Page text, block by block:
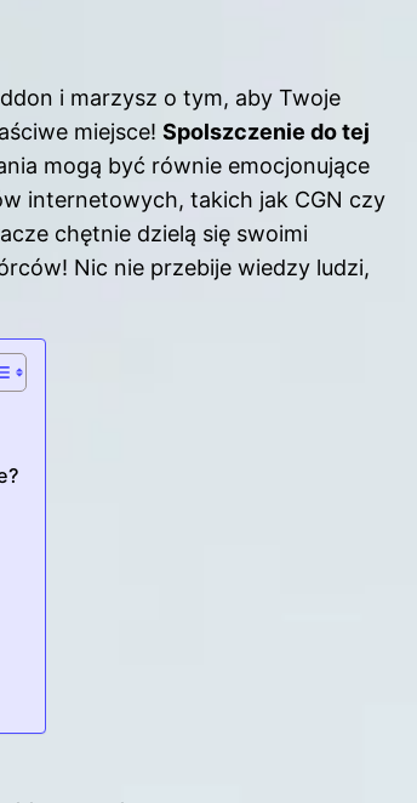
i marzysz o tym, aby Twoje
miejsce! Spolszczenie do tej
mogą być równie emocjonujące
internetowych, takich jak CGN czy
chętnie dzielą się swoimi
Nic nie przebije wiedzy ludzi,